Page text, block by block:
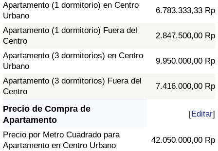
Apartamento (1 dormitorio) en Centro
Urbano
6.783.333,33 Rp
Apartamento (1 dormitorio) Fuera del
Centro
2.847.500,00 Rp
Apartamento (3 dormitorios) en Centro
Urbano
9.950.000,00 Rp
Apartamento (3 dormitorios) Fuera del
Centro
7.416.000,00 Rp
Precio de Compra de
Apartamento
[Editar]
Precio por Metro Cuadrado para
Apartamento en Centro Urbano
42.050.000,00 Rp